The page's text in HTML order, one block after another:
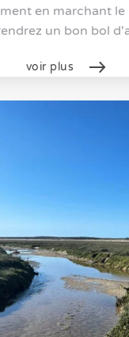
en marchant le
un bon bol
voir plus